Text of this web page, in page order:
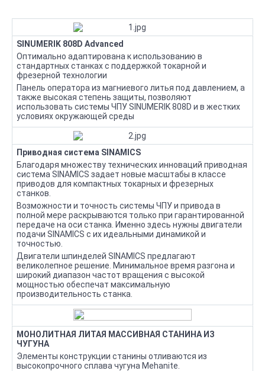
SINUMERIK 808D Advanced
Оптимально адаптирована к использованию в
стандартных станках с поддержкой токарной и
фрезерной технологии
Панель оператора из магниевого литья под давлением, а
также высокая степень защиты, позволяют
использовать системы ЧПУ SINUMERIK 808D и в жестких
условиях окружающей среды
Приводная система SINAMICS
Благодаря множеству технических инноваций приводная
система SINAMICS задает новые масштабы в классе
приводов для компактных токарных и фрезерных
станков.
Возможности и точность системы ЧПУ и привода в
полной мере раскрываются только при гарантированной
передаче на оси станка. Именно здесь нужны двигатели
подачи SINAMICS с их идеальными динамикой и
точностью.
Двигатели шпинделей SINAMICS предлагают
великолепное решение. Минимальное время разгона и
широкий диапазон частот вращения c высокой
мощностью обеспечат максимальную
производительность станка.
МОНОЛИТНАЯ ЛИТАЯ МАССИВНАЯ СТАНИНА ИЗ
ЧУГУНА
Элементы конструкции станины отливаются из
высокопрочного сплава чугуна Mehanite.